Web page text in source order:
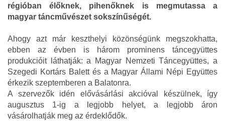
régióban élőknek, pihenőknek is megmutassa a
magyar táncművészet sokszínűségét.
Ahogy azt már keszthelyi közönségünk megszokhatta,
ebben az évben is három prominens táncegyüttes
produkcióit láthatják: a Magyar Nemzeti Táncegyüttes, a
Szegedi Kortárs Balett és a Magyar Állami Népi Együttes
érkezik szeptemberen a Balatonra.
A szervezők idén elővásárlási akcióval készülnek, így
augusztus 1-ig a legjobb helyet, a legjobb áron
vásárolhatják meg az érdeklődők.